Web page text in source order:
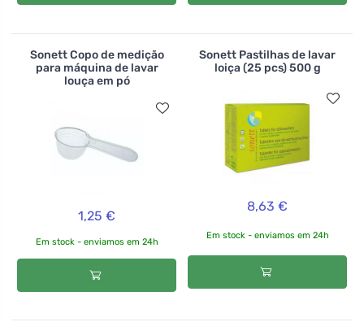
Sonett Copo de medição
para máquina de lavar
louça em pó
1,25 €
Em stock - enviamos em 24h
Sonett Pastilhas de lavar
loiça (25 pcs) 500 g
8,63 €
Em stock - enviamos em 24h